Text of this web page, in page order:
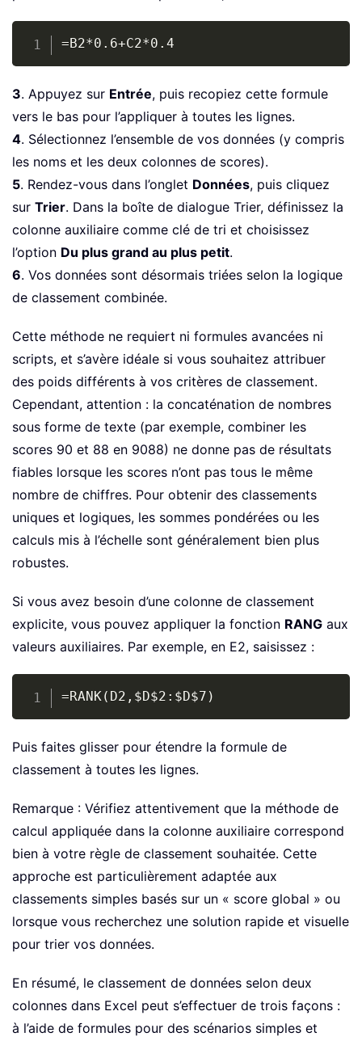
=B2*0.6+C2*0.4
3. Appuyez sur Entrée, puis recopiez cette formule
vers le bas pour l’appliquer à toutes les lignes.
4. Sélectionnez l’ensemble de vos données (y compris
les noms et les deux colonnes de scores).
5. Rendez-vous dans l’onglet Données, puis cliquez
sur Trier. Dans la boîte de dialogue Trier, définissez la
colonne auxiliaire comme clé de tri et choisissez
l’option Du plus grand au plus petit.
6. Vos données sont désormais triées selon la logique
de classement combinée.
Cette méthode ne requiert ni formules avancées ni
scripts, et s’avère idéale si vous souhaitez attribuer
des poids différents à vos critères de classement.
Cependant, attention : la concaténation de nombres
sous forme de texte (par exemple, combiner les
scores 90 et 88 en 9088) ne donne pas de résultats
fiables lorsque les scores n’ont pas tous le même
nombre de chiffres. Pour obtenir des classements
uniques et logiques, les sommes pondérées ou les
calculs mis à l’échelle sont généralement bien plus
robustes.
Si vous avez besoin d’une colonne de classement
explicite, vous pouvez appliquer la fonction RANG aux
valeurs auxiliaires. Par exemple, en E2, saisissez :
=RANK(D2,$D$2:$D$7)
Puis faites glisser pour étendre la formule de
classement à toutes les lignes.
Remarque : Vérifiez attentivement que la méthode de
calcul appliquée dans la colonne auxiliaire correspond
bien à votre règle de classement souhaitée. Cette
approche est particulièrement adaptée aux
classements simples basés sur un « score global » ou
lorsque vous recherchez une solution rapide et visuelle
pour trier vos données.
En résumé, le classement de données selon deux
colonnes dans Excel peut s’effectuer de trois façons :
à l’aide de formules pour des scénarios simples et